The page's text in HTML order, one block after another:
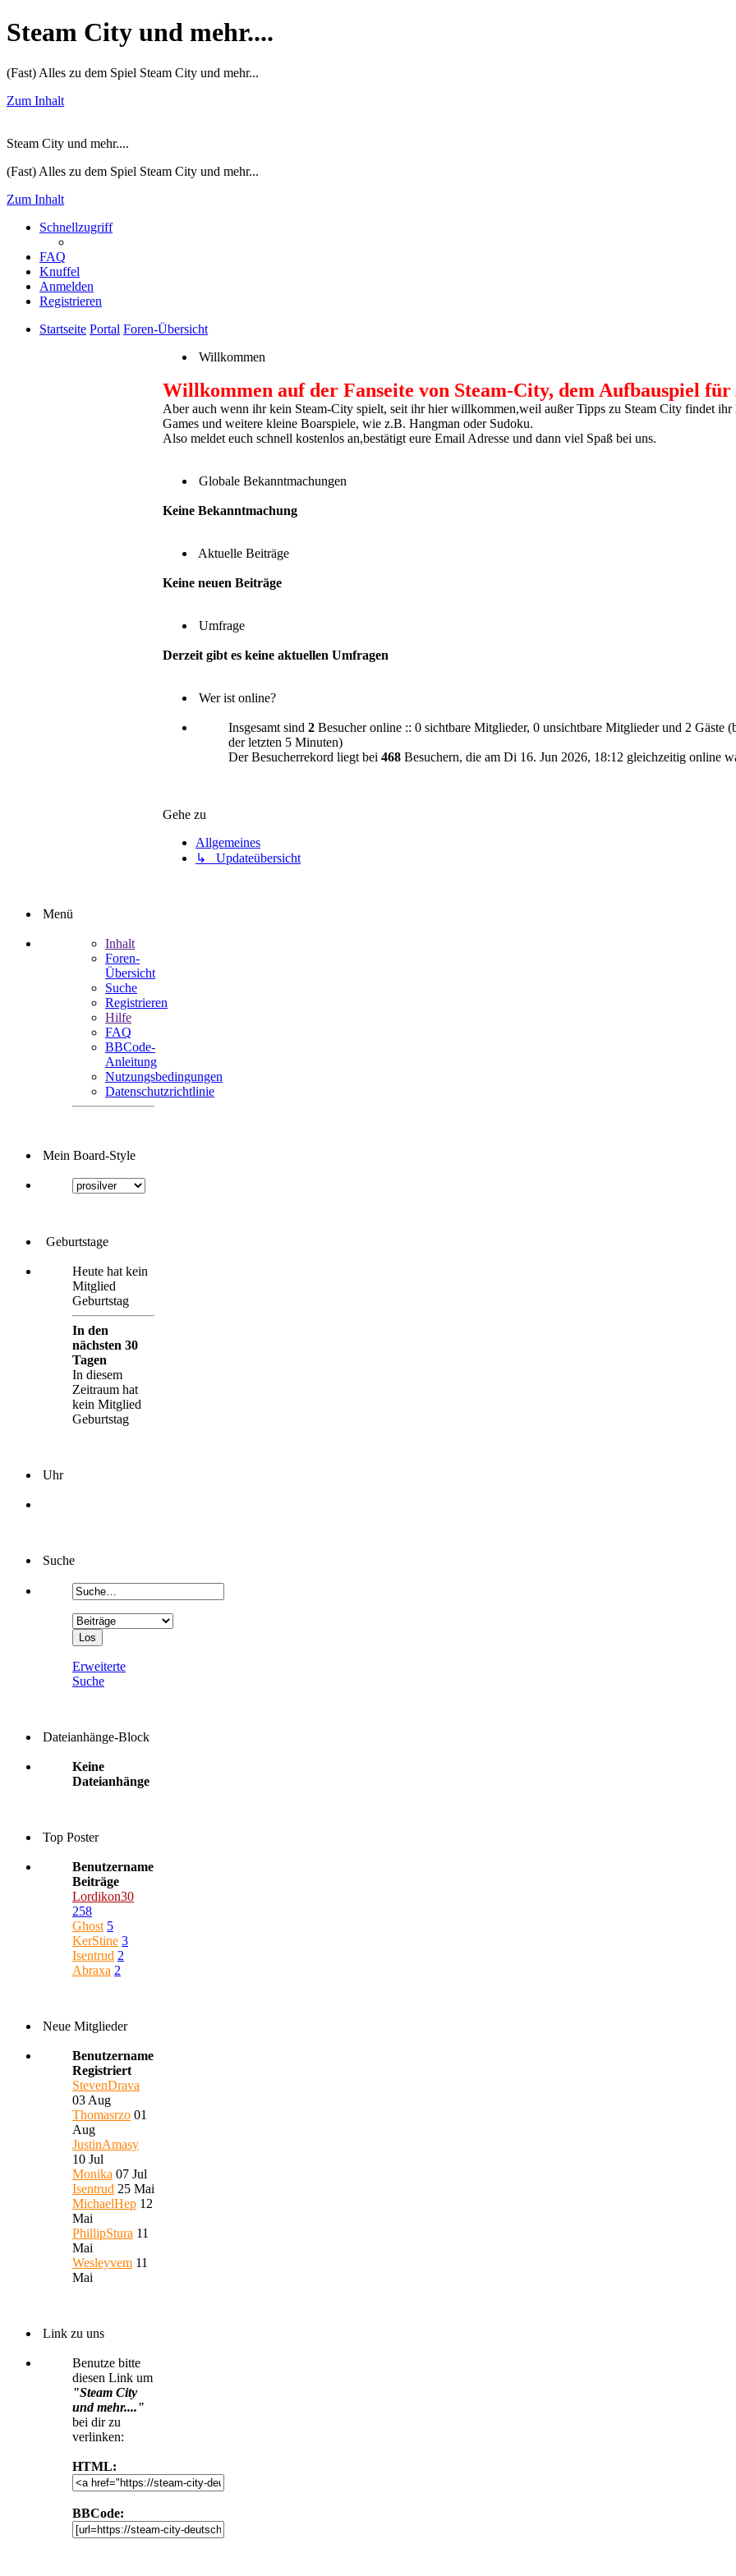
Steam City und mehr....
(Fast) Alles zu dem Spiel Steam City und mehr...
Zum Inhalt
Steam City und mehr....
(Fast) Alles zu dem Spiel Steam City und mehr...
Zum Inhalt
Schnellzugriff
FAQ
Knuffel
Anmelden
Registrieren
Startseite Portal Foren-Übersicht
Willkommen
Willkommen auf der Fanseite von Steam-City, dem Aufbauspiel
Aber auch wenn ihr kein Steam-City spielt, seit ihr hier willkommen,weil außer Tipps zu Steam City findet ihr
Games und weitere kleine Boarspiele, wie z.B. Hangman oder Sudoku.
Also meldet euch schnell kostenlos an,bestätigt eure Email Adresse und dann viel Spaß bei uns.
Globale Bekanntmachungen
Keine Bekanntmachung
Aktuelle Beiträge
Keine neuen Beiträge
Umfrage
Derzeit gibt es keine aktuellen Umfragen
Wer ist online?
Insgesamt sind 2 Besucher online :: 0 sichtbare Mitglieder, 0 unsichtbare Mitglieder und 2 Gäste
der letzten 5 Minuten)
Der Besucherrekord liegt bei 468 Besuchern, die am Di 16. Jun 2026, 18:12 gleichzeitig online
Gehe zu
Allgemeines
↳ Updateübersicht
Menü
Inhalt
Foren-
Übersicht
Suche
Registrieren
Hilfe
FAQ
BBCode-
Anleitung
Nutzungsbedingungen
Datenschutzrichtlinie
Mein Board-Style
Geburtstage
Heute hat kein
Mitglied
Geburtstag
In den
nächsten 30
Tagen
In diesem
Zeitraum hat
kein Mitglied
Geburtstag
Uhr
Suche
Erweiterte
Suche
Dateianhänge-Block
Keine
Dateianhänge
Top Poster
Benutzername
Beiträge
Lordikon30
258
Ghost 5
KerStine 3
Isentrud 2
Abraxa 2
Neue Mitglieder
Benutzername
Registriert
StevenDrava
03 Aug
Thomasrzo 01
Aug
JustinAmasy
10 Jul
Monika 07 Jul
Isentrud 25 Mai
MichaelHep 12
Mai
PhillipStura 11
Mai
Wesleyvem 11
Mai
Link zu uns
Benutze bitte
diesen Link um
"Steam City
und mehr...."
bei dir zu
verlinken:
HTML:
BBCode: